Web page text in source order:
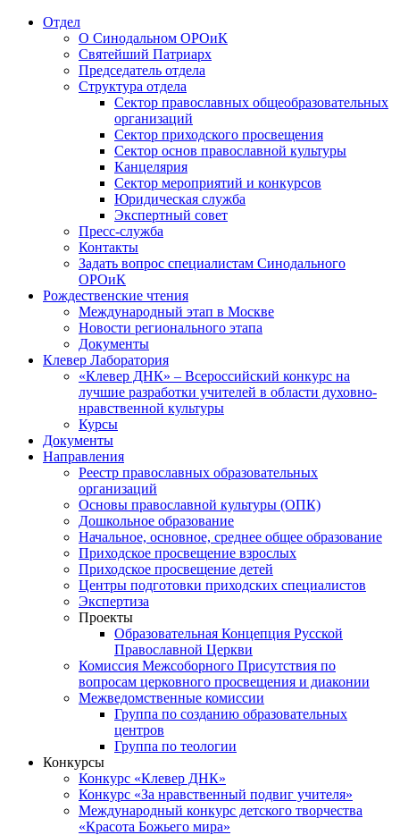
Отдел
О Синодальном ОРОиК
Святейший Патриарх
Председатель отдела
Структура отдела
Сектор православных общеобразовательных
организаций
Сектор приходского просвещения
Сектор основ православной культуры
Канцелярия
Сектор мероприятий и конкурсов
Юридическая служба
Экспертный совет
Пресс-служба
Контакты
Задать вопрос специалистам Синодального
ОРОиК
Рождественские чтения
Международный этап в Москве
Новости регионального этапа
Документы
Клевер Лаборатория
«Клевер ДНК» – Всероссийский конкурс на
лучшие разработки учителей в области духовно-
нравственной культуры
Курсы
Документы
Направления
Реестр православных образовательных
организаций
Основы православной культуры (ОПК)
Дошкольное образование
Начальное, основное, среднее общее образование
Приходское просвещение взрослых
Приходское просвещение детей
Центры подготовки приходских специалистов
Экспертиза
Проекты
Образовательная Концепция Русской
Православной Церкви
Комиссия Межсоборного Присутствия по
вопросам церковного просвещения и диаконии
Межведомственные комиссии
Группа по созданию образовательных
центров
Группа по теологии
Конкурсы
Конкурс «Клевер ДНК»
Конкурс «За нравственный подвиг учителя»
Международный конкурс детского творчества
«Красота Божьего мира»